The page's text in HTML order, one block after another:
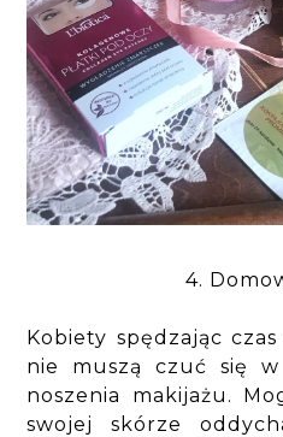
4.
Kobiety spędzając
nie muszą czuć się w
noszenia makijażu.
swojej skórze